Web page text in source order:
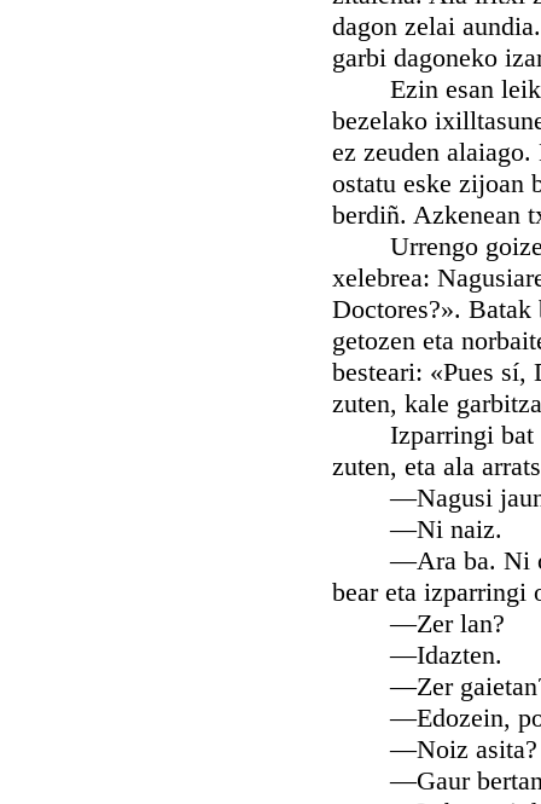
dagon zelai
garbi dagoneko
Ezin esan leike
bezelako
ez zeuden
ostatu eske zijoan
berdiñ. Azkenean
Urrengo
xelebrea:
Doctores?».
getozen eta
besteari: «Pues sí,
zuten, kale
Izparringi bat
zuten, eta ala
—Nagusi
—Ni naiz.
—Ara ba. Ni ola
bear eta izparringi
—Zer lan?
—Idazten.
—Zer
—Edozein,
—Noiz asita?
—Gaur